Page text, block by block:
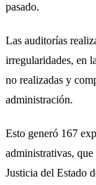
pasado.
Las auditorías
irregularidades, en
no realizadas y
administración.
Esto generó 167
administrativas,
Justicia del Estado